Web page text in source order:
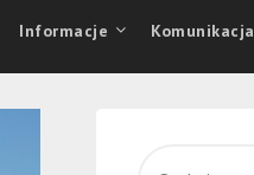
Informacje Komunikacja